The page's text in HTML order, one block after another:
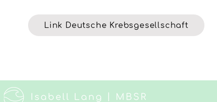
Link Deutsche Krebsgesellschaft